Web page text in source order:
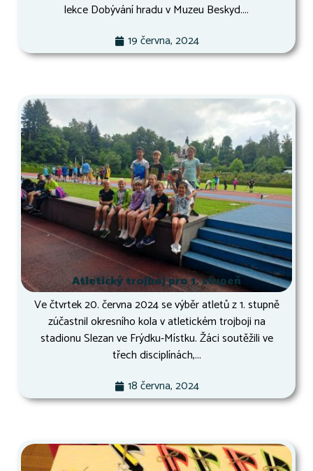
lekce Dobývání hradu v Muzeu Beskyd....
19 června, 2024
Atletický trojboj pro 1. stupeň
Ve čtvrtek 20. června 2024 se výběr atletů z 1. stupně
zúčastnil okresního kola v atletickém trojboji na
stadionu Slezan ve Frýdku-Místku. Žáci soutěžili ve
třech disciplínách,...
18 června, 2024